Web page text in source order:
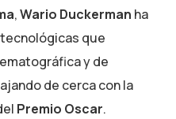
,Wario Duckerman ha
que
y de
de cerca con la
Premio Oscar.